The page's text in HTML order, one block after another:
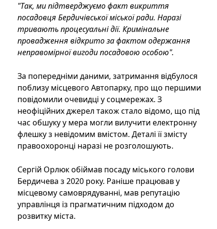
"Так, ми підтверджуємо факт викриття
посадовця Бердичівської міської ради. Наразі
тривають процесуальні дії. Кримінальне
провадження відкрито за фактом одержання
неправомірної вигоди посадовою особою".
За попередніми даними, затримання відбулося
поблизу місцевого Автопарку, про що першими
повідомили очевидці у соцмережах. З
неофіційних джерел також стало відомо, що під
час обшуку у мера могли вилучити електронну
флешку з невідомим вмістом. Деталі її змісту
правоохоронці наразі не розголошують.
Сергій Орлюк обіймав посаду міського голови
Бердичева з 2020 року. Раніше працював у
місцевому самоврядуванні, мав репутацію
управлінця із прагматичним підходом до
розвитку міста.